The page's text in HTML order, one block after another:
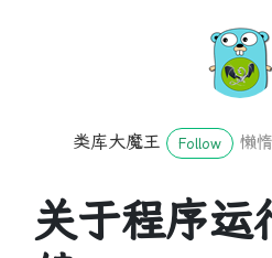
类库大魔王 Follow 懒
关于程序运